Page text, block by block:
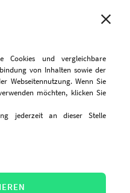
Cookies und vergleichbare
von Inhalten sowie der
Webseitennutzung. Wenn Sie
möchten, klicken Sie
jederzeit an dieser Stelle